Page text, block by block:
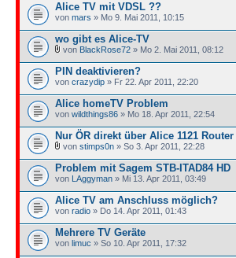
Alice TV mit VDSL ??
von mars » Mo 9. Mai 2011, 10:15
wo gibt es Alice-TV
von BlackRose72 » Mo 2. Mai 2011, 08:12
PIN deaktivieren?
von crazydip » Fr 22. Apr 2011, 22:20
Alice homeTV Problem
von wildthings86 » Mo 18. Apr 2011, 22:54
Nur ÖR direkt über Alice 1121
von stimps0n » So 3. Apr 2011, 22:28
Problem mit Sagem STB-ITAD84 HD
von LAggyman » Mi 13. Apr 2011, 03:49
Alice TV am Anschluss möglich?
von radio » Do 14. Apr 2011, 01:43
Mehrere TV Geräte
von limuc » So 10. Apr 2011, 17:32